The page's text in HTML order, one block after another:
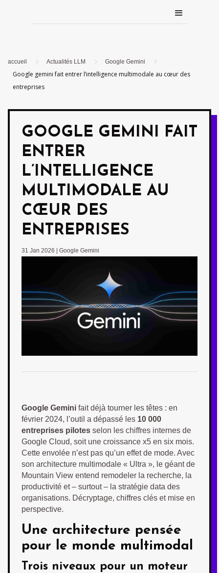
accueil 5 Actualités LLM 5 Google Gemini 5
Google gemini fait entrer l’intelligence multimodale au cœur des
entreprises
GOOGLE GEMINI FAIT
ENTRER
L’INTELLIGENCE
MULTIMODALE AU
CŒUR DES
ENTREPRISES
31 Jan 2026 Google Gemini
Google Gemini fait déjà tourner les têtes : en
février 2024, l’outil a dépassé les 10 000
entreprises pilotes selon les chiffres internes de
Google Cloud, soit une croissance x5 en six mois.
Cette envolée n’est pas qu’un effet de mode. Avec
son architecture multimodale « Ultra », le géant de
Mountain View entend remodeler la recherche, la
productivité et – surtout – la stratégie data des
organisations. Décryptage, chiffres clés et mise en
perspective.
Une architecture pensée
pour le monde multimodal
Trois niveaux pour un moteur